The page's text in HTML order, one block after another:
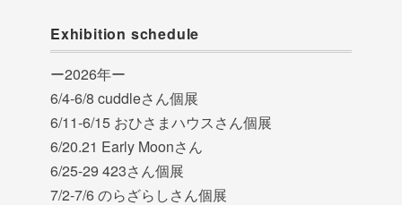
Exhibition schedule
ー2026年ー
6/4-6/8 cuddleさん個展
6/11-6/15 おひさまハウスさん個展
6/20.21 Early Moonさん
6/25-29 423さん個展
7/2-7/6 のらざらしさん個展